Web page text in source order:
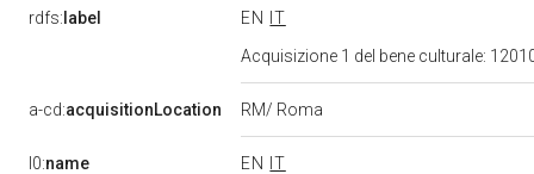
rdfs: label EN
IT
Acquisizione 1 del bene culturale:
a-cd:acquisitionLocation RM/ Roma
l0:name EN
IT